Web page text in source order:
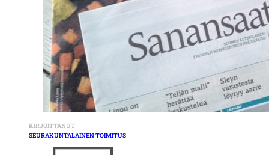
KIRJOITTANUT
SEURAKUNTALAINEN TOIMITUS